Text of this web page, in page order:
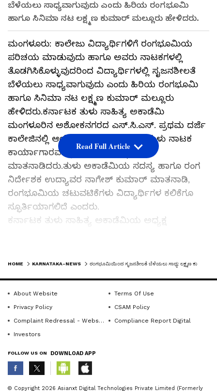
ಬೆಳೆಯಲು ಸಾಧ್ಯವಾಗುವುದು ಎಂದು ಹಿರಿಯ ರಂಗಭೂಮಿ
ಹಾಗೂ ಸಿನಿಮಾ ನಟ ಲಕ್ಷ್ಮಣ ಕುಮಾರ್‌ ಮಲ್ಲೂರು ಹೇಳಿದರು.
ಮಂಗಳೂರು: ಕಾಲೇಜು ವಿದ್ಯಾರ್ಥಿಗಳಿಗೆ ರಂಗಭೂಮಿಯ
ಪರಿಚಯ ಮಾಡುವುದು ಹಾಗೂ ಅವರು ನಾಟಕಗಳಲ್ಲಿ
ತೊಡಗಿಸಿಕೊಳ್ಳುವುದರಿಂದ ವಿದ್ಯಾರ್ಥಿಗಳಲ್ಲಿ ಸೖಜನಶೀಲತೆ
ಬೆಳೆಯಲು ಸಾಧ್ಯವಾಗುವುದು ಎಂದು ಹಿರಿಯ ರಂಗಭೂಮಿ
ಹಾಗೂ ಸಿನಿಮಾ ನಟ ಲಕ್ಷ್ಮಣ ಕುಮಾರ್‌ ಮಲ್ಲೂರು
ಹೇಳಿದರು.ಕರ್ನಾಟಕ ತುಳು ಸಾಹಿತ್ಯ ಅಕಾಡೆಮಿ
ಮಂಗಳೂರಿನ ಅಶೋಕನಗರದ ಎಸ್‌.ಸಿ.ಎಸ್‌. ಪ್ರಥಮ ದರ್ಜೆ
ಕಾಲೇಜಿನಲ್ಲಿ ಆಯೋಜಿಸಿದ ಹತ್ತು ದಿನಗಳ ತುಳು ನಾಟಕ
ಕಾರ್ಯಾಗಾರವನ್ನು ಶನಿವಾರ ಉದ್ಘಾಟಿಸಿ
ಮಾತನಾಡಿದರು.ತುಳು ಅಕಾಡೆಮಿಯ ಸದಸ್ಯ ಹಾಗೂ ರಂಗ
ನಿರ್ದೇಶಕ ಉದ್ಯಾವರ ನಾಗೇಶ್‌ ಕುಮಾರ್‌ ಮಾತನಾಡಿ,
ರಂಗಭೂಮಿಯ ಚಟುವಟಿಕೆಗಳು ವಿದ್ಯಾರ್ಥಿಗಳ ಕಲಿಕೆಗೂ
ಸ್ಫೂರ್ತಿಯಾಗಲಿದೆ ಎಂದರು.
ಕರ್ನಾಟಕ ತುಳು ಸಾಹಿತ್ಯ ಅಕಾಡೆಮಿಯ ಅಧ್ಯಕ್ಷ
ಅಪಾರವಾಗಿದೆ ಎಂದು ಹೇಳಿದರು. ಕಾಲೇಜು ಪ್ರಾಂಶುಪಾಲ
ಹಾರ್ದಿಕ್‌ ಚೌಹಾಣ್‌, ನಾಟಕ ಕಾರ್ಯಾಗಾರದ ನಿರ್ದೇಶಕ
ಯೋಗೀಶ್‌ ಶೆಟ್ಟಿ, ರಂಗ ನಿರ್ದೇಶಕ ಜಗನ್‌ ಪವಾರ್‌ ಬೇಕಲ್‌
ಇದ್ದರು.
ಕನ್ನಡ ವಿಭಾಗದ ಮುಖ್ಯಸ್ಥೆ ಸುಪ್ರೀತಾ ಶೆಟ್ಟಿ ಸ್ವಾಗತಿಸಿದರು.
ವಿದ್ಯಾರ್ಥಿ ರಿತೇಶ್‌ ಪೂಜಾರಿ ನಿರೂಪಿಸಿದರು.
Read Full Article
ABOUT THE AUTHOR
HOME KARNATAKA-NEWS
About Website
Terms Of Use
Privacy Policy
CSAM Policy
Complaint Redressal - Website
Compliance Report Digital
Investors
FOLLOW US ON DOWNLOAD APP
© Copyright 2026 Asianxt Digital Technologies Private Limited (Formerly